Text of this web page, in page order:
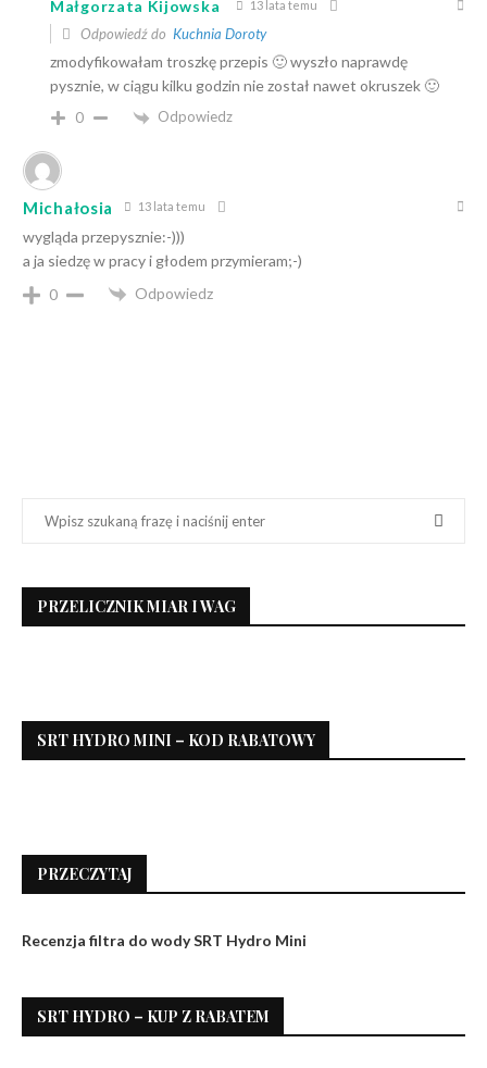
Małgorzata Kijowska 13 lata temu
Odpowiedź do Kuchnia Doroty
zmodyfikowałam troszkę przepis 🙂 wyszło naprawdę
pysznie, w ciągu kilku godzin nie został nawet okruszek 🙂
0 Odpowiedz
Michałosia 13 lata temu
wygląda przepysznie:-)))
a ja siedzę w pracy i głodem przymieram;-)
0
Odpowiedz
PRZELICZNIK MIAR I WAG
SRT HYDRO MINI – KOD RABATOWY
PRZECZYTAJ
Recenzja filtra do wody SRT Hydro Mini
SRT HYDRO – KUP Z RABATEM